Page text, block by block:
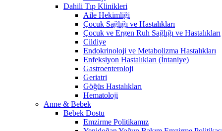
Dahili Tıp Klinikleri
Aile Hekimliği
Çocuk Sağlığı ve Hastalıkları
Çocuk ve Ergen Ruh Sağlığı ve Hastalıkları
Cildiye
Endokrinoloji ve Metabolizma Hastalıkları
Enfeksiyon Hastalıkları (İntaniye)
Gastroenteroloji
Geriatri
Göğüs Hastalıkları
Hematoloji
Anne & Bebek
Bebek Dostu
Emzirme Politikamız